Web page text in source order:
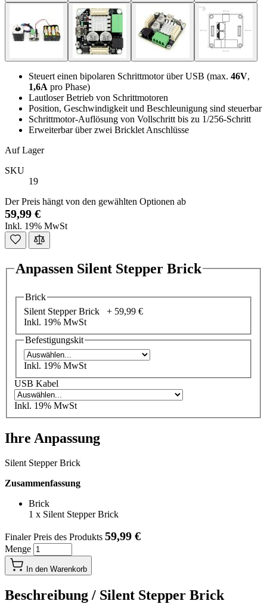
Steuert einen bipolaren Schrittmotor über USB (max. 46V,
1,6A pro Phase)
Lautloser Betrieb von Schrittmotoren
Position, Geschwindigkeit und Beschleunigung sind steuerbar
Schrittmotor-Auflösung von Vollschritt bis zu 1/256-Schritt
Erweiterbar über zwei Bricklet Anschlüsse
Auf Lager
SKU
19
Der Preis hängt von den gewählten Optionen ab
59,99 €
Inkl. 19% MwSt
Anpassen Silent Stepper Brick
Brick
Silent Stepper Brick + 59,99 €
Inkl. 19% MwSt
Befestigungskit
Inkl. 19% MwSt
USB Kabel
Inkl. 19% MwSt
Ihre Anpassung
Silent Stepper Brick
Zusammenfassung
Brick
1 x Silent Stepper Brick
Finaler Preis des Produkts 59,99 €
Menge
In den Warenkorb
Beschreibung / Silent Stepper Brick